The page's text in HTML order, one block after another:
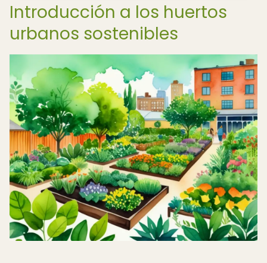
Introducción a los huertos
urbanos sostenibles